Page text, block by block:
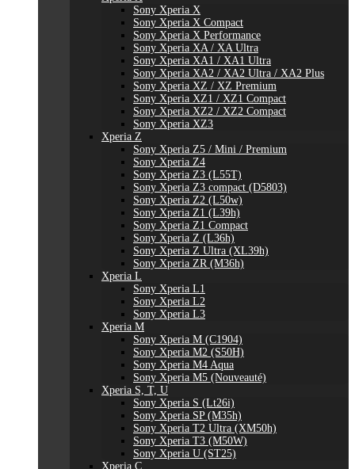
Sony Xperia X
Sony Xperia X Compact
Sony Xperia X Performance
Sony Xperia XA / XA Ultra
Sony Xperia XA1 / XA1 Ultra
Sony Xperia XA2 / XA2 Ultra / XA2 Plus
Sony Xperia XZ / XZ Premium
Sony Xperia XZ1 / XZ1 Compact
Sony Xperia XZ2 / XZ2 Compact
Sony Xperia XZ3
Xperia Z
Sony Xperia Z5 / Mini / Premium
Sony Xperia Z4
Sony Xperia Z3 (L55T)
Sony Xperia Z3 compact (D5803)
Sony Xperia Z2 (L50w)
Sony Xperia Z1 (L39h)
Sony Xperia Z1 Compact
Sony Xperia Z (L36h)
Sony Xperia Z Ultra (XL39h)
Sony Xperia ZR (M36h)
Xperia L
Sony Xperia L1
Sony Xperia L2
Sony Xperia L3
Xperia M
Sony Xperia M (C1904)
Sony Xperia M2 (S50H)
Sony Xperia M4 Aqua
Sony Xperia M5 (Nouveauté)
Xperia S, T, U
Sony Xperia S (Lt26i)
Sony Xperia SP (M35h)
Sony Xperia T2 Ultra (XM50h)
Sony Xperia T3 (M50W)
Sony Xperia U (ST25)
Xperia C